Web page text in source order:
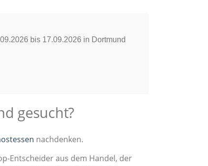
bis 17.09.2026 in Dortmund
gesucht?
nachdenken.
Entscheider aus dem Handel, der